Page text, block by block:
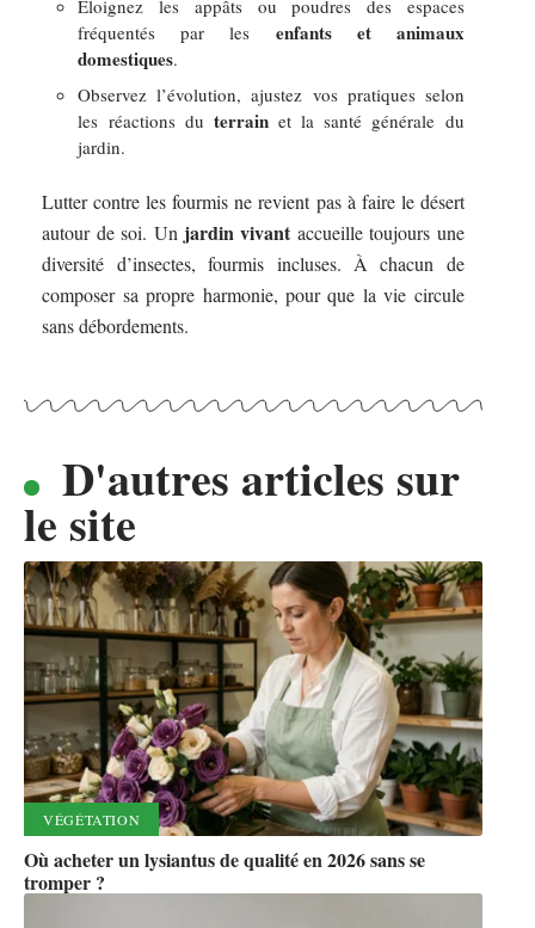
Éloignez les appâts ou poudres des espaces
fréquentés par les enfants et animaux
domestiques.
Observez l’évolution, ajustez vos pratiques selon
les réactions du terrainet la santé générale du
jardin.
Lutter contre les fourmis ne revient pas à faire le désert
autour de soi. Un jardin vivant accueille toujours une
diversité d’insectes, fourmis incluses. À chacun de
composer sa propre harmonie, pour que la vie circule
sans débordements.
D'autres articles sur
le site
VÉGÉTATION
Où acheter un lysiantus de qualité en 2026 sans se
tromper ?